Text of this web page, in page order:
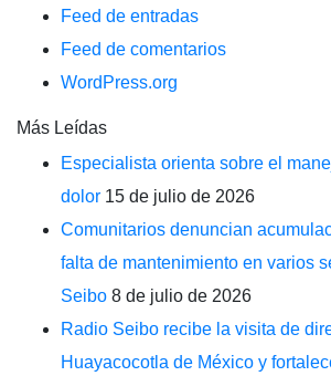
Feed de entradas
Feed de comentarios
WordPress.org
Más Leídas
Especialista orienta sobre el
dolor 15 de julio de 2026
Comunitarios denuncian
falta de mantenimiento en varios
Seibo 8 de julio de 2026
Radio Seibo recibe la visita de
Huayacocotla de México y